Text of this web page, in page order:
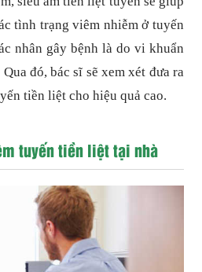
tình trạng viêm nhiễm ở tuyến
nhân gây bệnh là do vi khuẩn
đó, bác sĩ sẽ xem xét đưa ra
tiền liệt cho hiệu quả cao.
tuyến tiền liệt tại nhà